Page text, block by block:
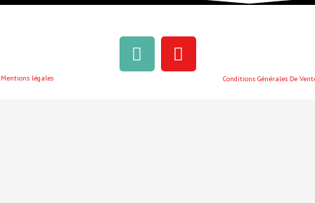
Mentions légales Conditions Générales De